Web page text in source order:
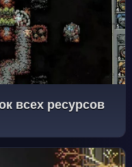
всех ресурсов